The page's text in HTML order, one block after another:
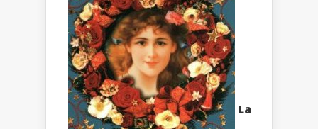
La